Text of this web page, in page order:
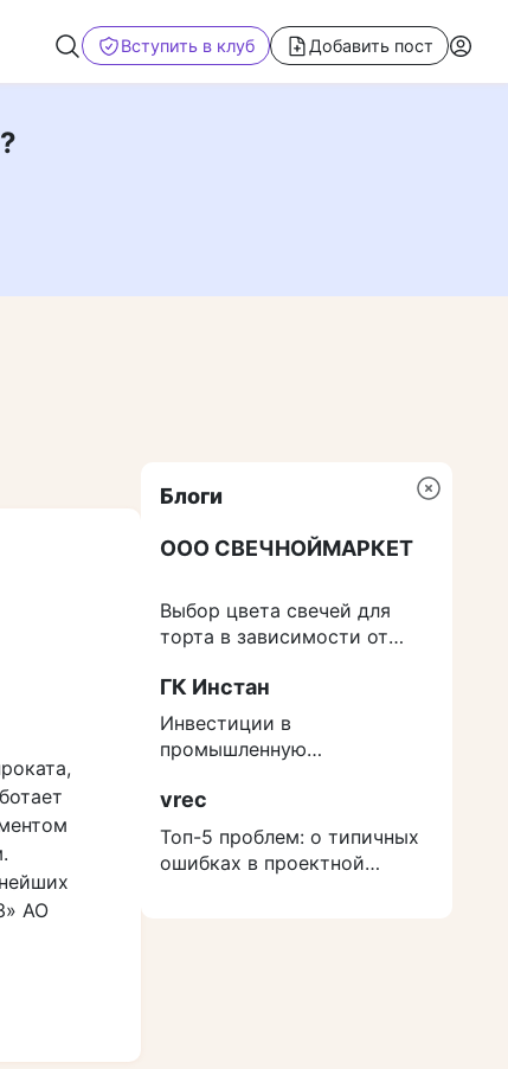
Вступить в клуб Добавить пост
АО
Блоги
ООО СВЕЧНОЙМАРКЕТ
Выбор цвета свечей для
торта в зависимости от
ГК Инстан
Инвестиции в
промышленную
защититься от роста
расходов на строительство
vrec
Топ-5 проблем: о типичных
ошибках в проектной